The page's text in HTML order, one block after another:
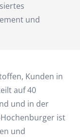
und
Kunden in
auf 40
und in der
ist
und